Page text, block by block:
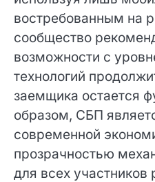
Сравнение условий
повысила уровень
используя лишь
востребованным на
сообщество
возможности с
технологий
заемщика остается
образом, СБП